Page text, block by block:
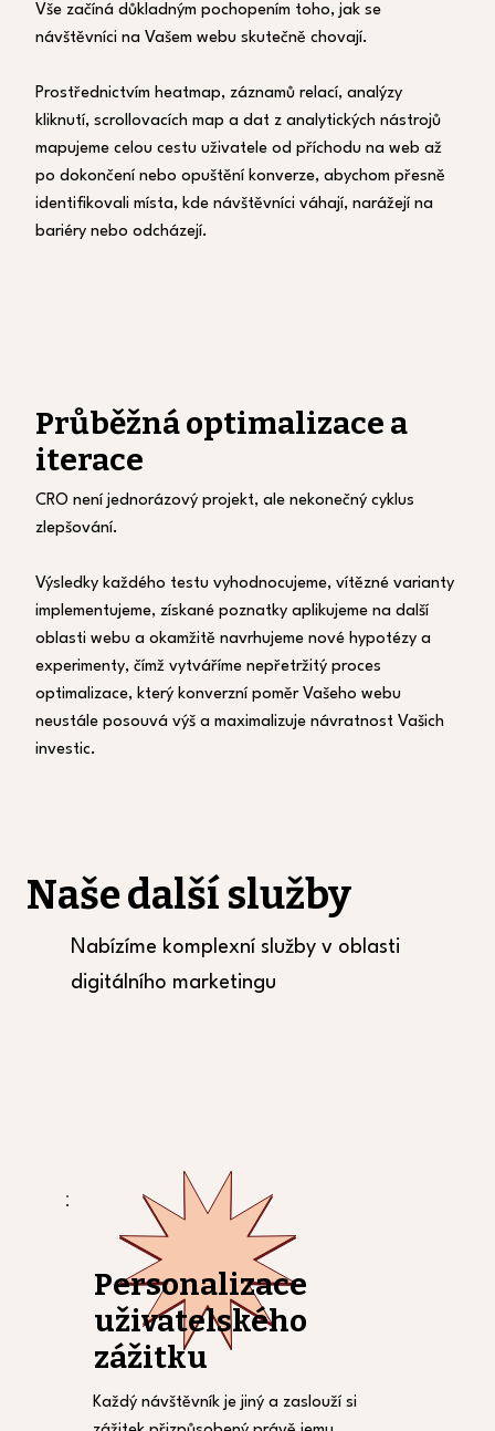
Vše začíná důkladným pochopením toho, jak se
návštěvníci na Vašem webu skutečně chovají.
Prostřednictvím heatmap, záznamů relací, analýzy
kliknutí, scrollovacích map a dat z analytických nástrojů
mapujeme celou cestu uživatele od příchodu na web až
po dokončení nebo opuštění konverze, abychom přesně
identifikovali místa, kde návštěvníci váhají, narážejí na
bariéry nebo odcházejí.
Průběžná optimalizace a
iterace
CRO není jednorázový projekt, ale nekonečný cyklus
zlepšování.
Výsledky každého testu vyhodnocujeme, vítězné varianty
implementujeme, získané poznatky aplikujeme na další
oblasti webu a okamžitě navrhujeme nové hypotézy a
experimenty, čímž vytváříme nepřetržitý proces
optimalizace, který konverzní poměr Vašeho webu
neustále posouvá výš a maximalizuje návratnost Vašich
investic.
Naše další služby
Nabízíme komplexní služby v oblasti
digitálního marketingu
​Personalizace
uživatelského
zážitku
Každý návštěvník je jiný a zaslouží si